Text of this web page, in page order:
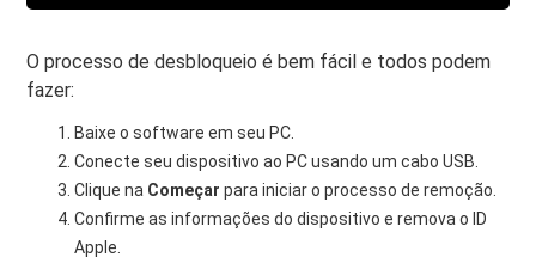
O processo de desbloqueio é bem fácil e todos podem
fazer:
Baixe o software em seu PC.
Conecte seu dispositivo ao PC usando um cabo USB.
Clique na Começar para iniciar o processo de remoção.
Confirme as informações do dispositivo e remova o ID
Apple.